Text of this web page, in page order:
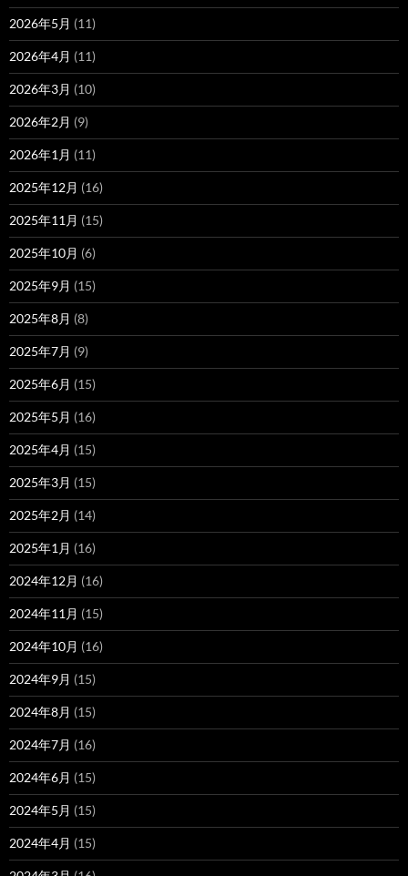
2026年5月 (11)
2026年4月 (11)
2026年3月 (10)
2026年2月 (9)
2026年1月 (11)
2025年12月 (16)
2025年11月 (15)
2025年10月 (6)
2025年9月 (15)
2025年8月 (8)
2025年7月 (9)
2025年6月 (15)
2025年5月 (16)
2025年4月 (15)
2025年3月 (15)
2025年2月 (14)
2025年1月 (16)
2024年12月 (16)
2024年11月 (15)
2024年10月 (16)
2024年9月 (15)
2024年8月 (15)
2024年7月 (16)
2024年6月 (15)
2024年5月 (15)
2024年4月 (15)